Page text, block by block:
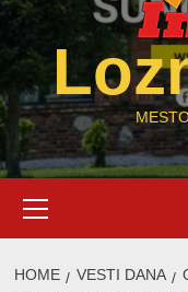
Menu
HOME VESTI DANA